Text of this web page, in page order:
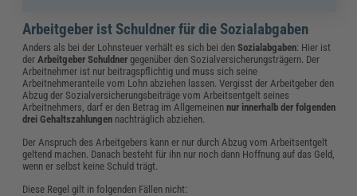
Arbeitgeber ist Schuldner für die Sozialabgaben
Anders als bei der Lohnsteuer verhält es sich bei denSozialabgaben: Hier ist
derArbeitgeber Schuldner gegenüber den Sozialversicherungsträgern. Der
Arbeitnehmer ist nur beitragspflichtig und muss sich seine
Arbeitnehmeranteile vom Lohn abziehen lassen. Vergisst der Arbeitgeber den
Abzug der Sozialversicherungsbeiträge vom Arbeitsentgelt seines
Arbeitnehmers, darf er den Betrag im Allgemeinennur innerhalb der folgenden
drei Gehaltszahlungen nachträglich abziehen.
Der Anspruch des Arbeitgebers kann er nur durch Abzug vom Arbeitsentgelt
geltend machen. Danach besteht für ihn nur noch dann Hoffnung auf das Geld,
wenn er selbst keine Schuld trägt.
Diese Regel gilt in folgenden Fällen nicht: